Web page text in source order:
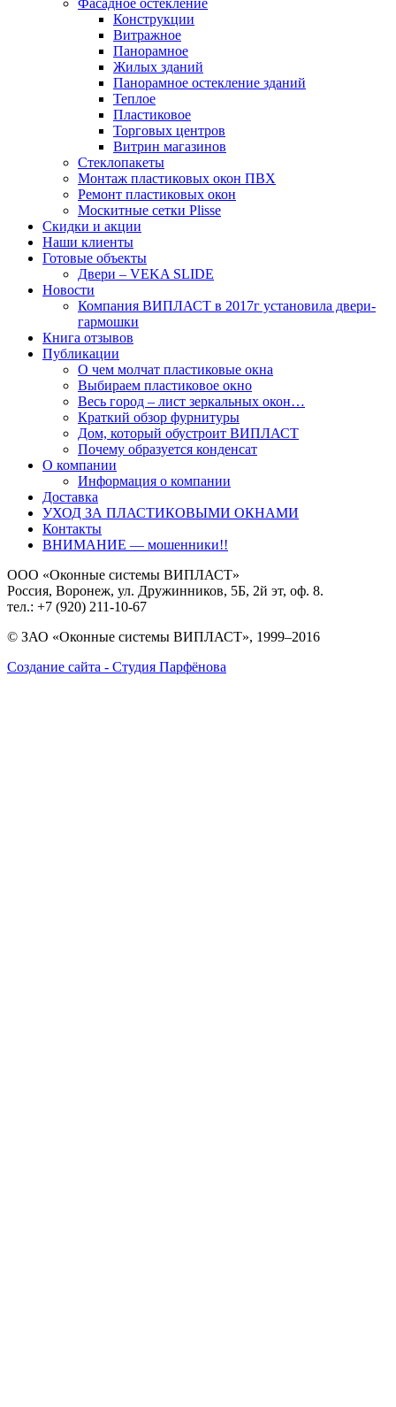
Фасадное остекление
Конструкции
Витражное
Панорамное
Жилых зданий
Панорамное остекление зданий
Теплое
Пластиковое
Торговых центров
Витрин магазинов
Стеклопакеты
Монтаж пластиковых окон ПВХ
Ремонт пластиковых окон
Москитные сетки Plisse
Скидки и акции
Наши клиенты
Готовые объекты
Двери – VEKA SLIDE
Новости
Компания ВИПЛАСТ в 2017г установила двери-
гармошки
Книга отзывов
Публикации
О чем молчат пластиковые окна
Выбираем пластиковое окно
Весь город – лист зеркальных окон…
Краткий обзор фурнитуры
Дом, который обустроит ВИПЛАСТ
Почему образуется конденсат
О компании
Информация о компании
Доставка
УХОД ЗА ПЛАСТИКОВЫМИ ОКНАМИ
Контакты
ВНИМАНИЕ — мошенники!!
ООО «Оконные системы ВИПЛАСТ»
Россия, Воронеж, ул. Дружинников, 5Б, 2й эт, оф. 8.
тел.: +7 (920) 211-10-67
© ЗАО «Оконные системы ВИПЛАСТ», 1999–2016
Создание сайта - Студия Парфёнова